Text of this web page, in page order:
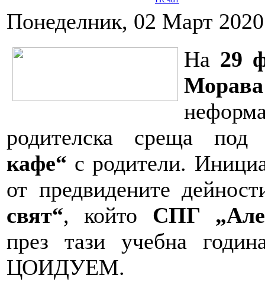
Понеделник, 02 Март
На 29
Морава
родителска среща
кафе“ с родители.
от предвидените
свят“, който СПГ
през тази учебна
ЦОИДУЕМ.